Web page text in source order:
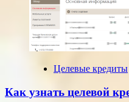
Целевые кредиты
Как узнать целевой